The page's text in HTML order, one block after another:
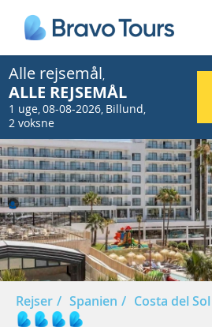
Alle rejsemål,
ALLE REJSEMÅL
1 uge,08-08-2026, Billund,
2 voksne
Prev
Rejser Spanien Costa del Sol